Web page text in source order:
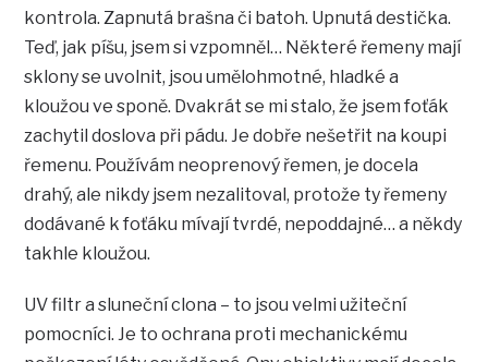
kontrola. Zapnutá brašna či batoh. Upnutá destička.
Teď, jak píšu, jsem si vzpomněl… Některé řemeny mají
sklony se uvolnit, jsou umělohmotné, hladké a
kloužou ve sponě. Dvakrát se mi stalo, že jsem foťák
zachytil doslova při pádu. Je dobře nešetřit na koupi
řemenu. Používám neoprenový řemen, je docela
drahý, ale nikdy jsem nezalitoval, protože ty řemeny
dodávané k foťáku mívají tvrdé, nepoddajné… a někdy
takhle kloužou.
UV filtr a sluneční clona – to jsou velmi užiteční
pomocníci. Je to ochrana proti mechanickému